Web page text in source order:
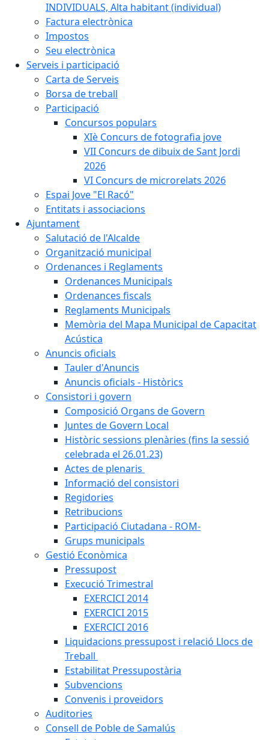
INDIVIDUALS, Alta habitant (individual)
Factura electrònica
Impostos
Seu electrònica
Serveis i participació
Carta de Serveis
Borsa de treball
Participació
Concursos populars
XIè Concurs de fotografia jove
VII Concurs de dibuix de Sant Jordi
2026
VI Concurs de microrelats 2026
Espai Jove "El Racó"
Entitats i associacions
Ajuntament
Salutació de l'Alcalde
Organització municipal
Ordenances i Reglaments
Ordenances Municipals
Ordenances fiscals
Reglaments Municipals
Memòria del Mapa Municipal de Capacitat
Acústica
Anuncis oficials
Tauler d'Anuncis
Anuncis oficials - Històrics
Consistori i govern
Composició Organs de Govern
Juntes de Govern Local
Històric sessions plenàries (fins la sessió
celebrada el 26.01.23)
Actes de plenaris
Informació del consistori
Regidories
Retribucions
Participació Ciutadana - ROM-
Grups municipals
Gestió Econòmica
Pressupost
Execució Trimestral
EXERCICI 2014
EXERCICI 2015
EXERCICI 2016
Liquidacions pressupost i relació Llocs de
Treball
Estabilitat Pressupostària
Subvencions
Convenis i proveïdors
Auditories
Consell de Poble de Samalús